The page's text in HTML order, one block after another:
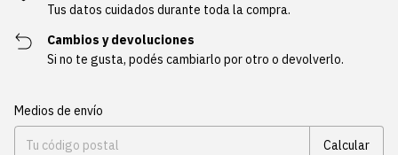
Tus datos cuidados durante toda la compra.
Cambios y devoluciones
Si no te gusta, podés cambiarlo por otro o devolverlo.
Entregas para el CP:
Medios de envío
Calcular